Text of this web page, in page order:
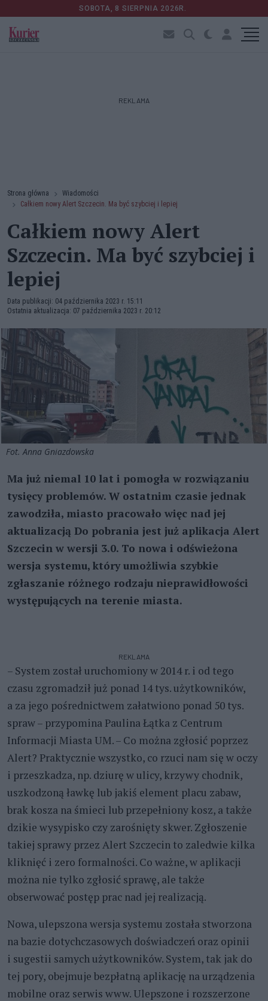
SOBOTA, 8 SIERPNIA 2026R.
REKLAMA
Strona główna
Wiadomości
Całkiem nowy Alert Szczecin. Ma być szybciej i lepiej
Całkiem nowy Alert
Szczecin. Ma być szybciej i
lepiej
Data publikacji: 04 października 2023 r. 15:11
Ostatnia aktualizacja: 07 października 2023 r. 20:12
Fot. Anna Gniazdowska
Ma już niemal 10 lat i pomogła w rozwiązaniu
tysięcy problemów. W ostatnim czasie jednak
zawodziła, miasto pracowało więc nad jej
aktualizacją Do pobrania jest już aplikacja Alert
Szczecin w wersji 3.0. To nowa i odświeżona
wersja systemu, który umożliwia szybkie
zgłaszanie różnego rodzaju nieprawidłowości
występujących na terenie miasta.
REKLAMA
– System został uruchomiony w 2014 r. i od tego
czasu zgromadził już ponad 14 tys. użytkowników,
a za jego pośrednictwem załatwiono ponad 50 tys.
spraw – przypomina Paulina Łątka z Centrum
Informacji Miasta UM. – Co można zgłosić poprzez
Alert? Praktycznie wszystko, co rzuci nam się w oczy
i przeszkadza, np. dziurę w ulicy, krzywy chodnik,
uszkodzoną ławkę lub jakiś element placu zabaw,
brak kosza na śmieci lub przepełniony kosz, a także
dzikie wysypisko czy zarośnięty skwer. Zgłoszenie
takiej sprawy przez Alert Szczecin to zaledwie kilka
kliknięć i zero formalności. Co ważne, w aplikacji
można nie tylko zgłosić sprawę, ale także
obserwować postęp prac nad jej realizacją.
Nowa, ulepszona wersja systemu została stworzona
na bazie dotychczasowych doświadczeń oraz opinii
i sugestii samych użytkowników. System, tak jak do
tej pory, obejmuje bezpłatną aplikację na urządzenia
mobilne oraz serwis www. Ulepszone i rozszerzone